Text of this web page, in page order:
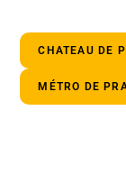
CHATEAU DE
MÉTRO DE